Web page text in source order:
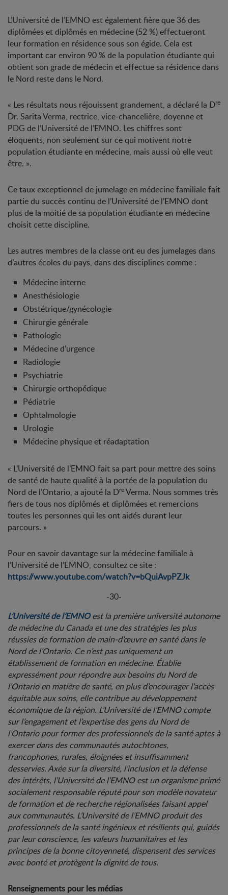
L’Université de l’EMNO est également fière que 36 des
diplômées et diplômés en médecine (52 %) effectueront
leur formation en résidence sous son égide. Cela est
important car environ 90 % de la population étudiante qui
obtient son grade de médecin et effectue sa résidence dans
le Nord reste dans le Nord.
« Les résultats nous réjouissent grandement, a déclaré la Dre
Dr. Sarita Verma, rectrice, vice-chancelière, doyenne et
PDG de l’Université de l’EMNO. Les chiffres sont
éloquents, non seulement sur ce qui motivent notre
population étudiante en médecine, mais aussi où elle veut
être. ».
Ce taux exceptionnel de jumelage en médecine familiale fait
partie du succès continu de l’Université de l’EMNO dont
plus de la moitié de sa population étudiante en médecine
choisit cette discipline.
Les autres membres de la classe ont eu des jumelages dans
d’autres écoles du pays, dans des disciplines comme :
Médecine interne
Anesthésiologie
Obstétrique/gynécologie
Chirurgie générale
Pathologie
Médecine d’urgence
Radiologie
Psychiatrie
Chirurgie orthopédique
Pédiatrie
Ophtalmologie
Urologie
Médecine physique et réadaptation
« L’Université de l’EMNO fait sa part pour mettre des soins
de santé de haute qualité à la portée de la population du
Nord de l’Ontario, a ajouté la DreVerma. Nous sommes très
fiers de tous nos diplômés et diplômées et remercions
toutes les personnes qui les ont aidés durant leur
parcours. »
Pour en savoir davantage sur la médecine familiale à
l’Université de l’EMNO, consultez ce site :
https://www.youtube.com/watch?v=bQuiAvpPZJk
-30-
L’Université de l’EMNOest la première université autonome
de médecine du Canada et une des stratégies les plus
réussies de formation de main-d’œuvre en santé dans le
Nord de l’Ontario. Ce n’est pas uniquement un
établissement de formation en médecine. Établie
expressément pour répondre aux besoins du Nord de
l’Ontario en matière de santé, en plus d’encourager l’accès
équitable aux soins, elle contribue au développement
économique de la région. L’Université de l’EMNO compte
sur l’engagement et l’expertise des gens du Nord de
l’Ontario pour former des professionnels de la santé aptes à
exercer dans des communautés autochtones,
francophones, rurales, éloignées et insuffisamment
desservies. Axée sur la diversité, l’inclusion et la défense
des intérêts, l’Université de l’EMNO est un organisme primé
socialement responsable réputé pour son modèle novateur
de formation et de recherche régionalisées faisant appel
aux communautés. L’Université de l’EMNO produit des
professionnels de la santé ingénieux et résilients qui, guidés
par leur conscience, les valeurs humanitaires et les
principes de la bonne citoyenneté, dispensent des services
avec bonté et protègent la dignité de tous.
Renseignements pour les médias